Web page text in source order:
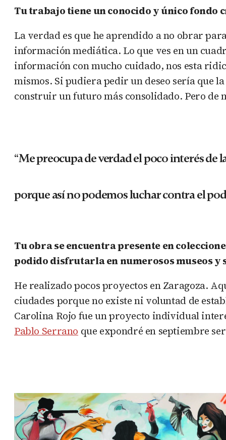
Tu trabajo tiene un conocido y único fondo
La verdad es que he aprendido a no obrar
información mediática. Lo que ves en un
información con mucho cuidado, nos esta
mismos. Si pudiera pedir un deseo sería que
construir un futuro más consolidado. Pero de
“Me preocupa de verdad el poco interés de
porque así no podemos luchar contra el
Tu obra se encuentra presente en
podido disfrutarla en numerosos museos y
He realizado pocos proyectos en Zaragoza.
ciudades porque no existe ni voluntad de
Carolina Rojo fue un proyecto individual
Pablo Serrano que expondré en septiembre